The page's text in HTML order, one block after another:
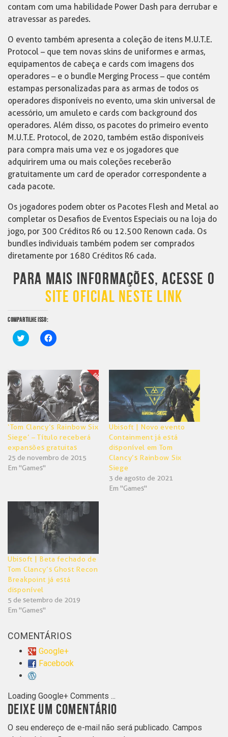
contam com uma habilidade Power Dash para derrubar e
atravessar as paredes.
O evento também apresenta a coleção de itens M.U.T.E.
Protocol – que tem novas skins de uniformes e armas,
equipamentos de cabeça e cards com imagens dos
operadores – e o bundle Merging Process – que contém
estampas personalizadas para as armas de todos os
operadores disponíveis no evento, uma skin universal de
acessório, um amuleto e cards com background dos
operadores. Além disso, os pacotes do primeiro evento
M.U.T.E. Protocol, de 2020, também estão disponíveis
para compra mais uma vez e os jogadores que
adquirirem uma ou mais coleções receberão
gratuitamente um card de operador correspondente a
cada pacote.
Os jogadores podem obter os Pacotes Flesh and Metal ao
completar os Desafios de Eventos Especiais ou na loja do
jogo, por 300 Créditos R6 ou 12.500 Renown cada. Os
bundles individuais também podem ser comprados
diretamente por 1680 Créditos R6 cada.
PARA MAIS INFORMAÇÕES, ACESSE O
SITE OFICIAL NESTE LINK
COMPARTILHE ISSO:
Clique
para
nova
janela)
Clique
para
em
nova
janela)
‘Tom Clancy’s Rainbow Six
Siege’ – Título receberá
expansões gratuitas
25 de novembro de 2015
Em "Games"
Ubisoft | Novo evento
Containment já está
disponível em Tom
Clancy’s Rainbow Six
Siege
3 de agosto de 2021
Em "Games"
Ubisoft | Beta fechado de
Tom Clancy’s Ghost Recon
Breakpoint já está
disponível
5 de setembro de 2019
Em "Games"
COMENTÁRIOS
Google+
Facebook
Loading Google+ Comments ...
DEIXE UM COMENTÁRIO
O seu endereço de e-mail não será publicado. Campos